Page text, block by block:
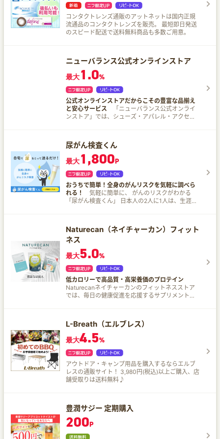
コンタクトレンズ通販のアットネットは国内正規
流通品のコンタクトレンズを販売。 最短即日発送
のスピード配送で送料無料商品も多数ご用意。
ニューバランス公式オンラインストア
最大1.0%
公式オンラインストアだからこその豊富な品揃え
と安心サービス 「ニューバランス公式オンライ
ンストア」では、シューズ・アパレル・アクセサ
尿がん検査くん
最大1,800P
おうちで簡単！全身のがんリスクを気軽に調べら
れる！
気軽に簡単に、 がんのリスクがわかる
「尿がん検査くん」 日本人の2人に1人は、生涯の
がんは早期発見がカギで、早く見つけることで、
生存率が大幅に向上します。 「尿がん検査くん」
は、日本発の技術から生まれたがんリスク検査で
す。 自宅で尿を取って送るだけで、全身の様々が
んリスクを網羅的に調べることができます。 尿が
ん検査くんの特徴 ステージ1からがんリスクを判
定 全身多種のがんに対応 かんたん、お財布にもや
さしい
Naturecan（ネイチャーカン）フィット
ネス
最大5.0%
低カロリーで高品質・高栄養価のプロテイン
Naturecanネイチャーカンのフィットネスストア
では、毎日の健康促進を応援するサプリメントや
と生産後の2度にわたるの厳格な品質試験を経てい
ます。
L-Breath（エルブレス）
最大4.5%
アウトドア・キャンプ用品を購入するならエルブ
レスの通販サイト！ 3,980円(税込)以上ご購入、店
舗受取りは送料無料♪
豊潤サジー 定期購入
200P